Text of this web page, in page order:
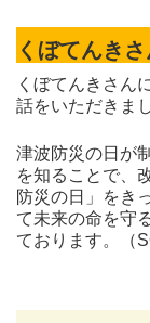
くぼてんき
くぼてんきさん
話をいただきま
津波防災の日が
を知ることで、
防災の日」をき
て未来の命を守
ております。（